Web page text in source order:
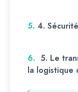
5. 4.
6. 5. Le
la logistique